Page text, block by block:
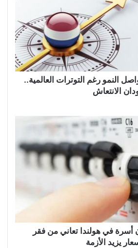
النمو رغم التوترات العالمية..
الانتعاش
في هولندا تعاني من فقر
يزيد الأزمة